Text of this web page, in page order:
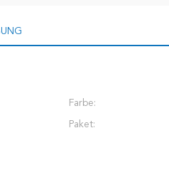
Farbe:
Paket: